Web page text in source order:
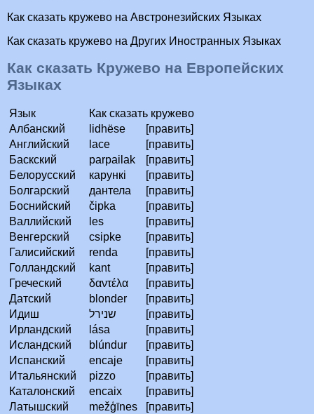
Как сказать кружево на Австронезийских Языках
Как сказать кружево на Других Иностранных Языках
Как сказать Кружево на Европейских
Языках
Язык
Как сказать кружево
Албанский
lidhëse
[править]
Английский
lace
[править]
Баскский
parpailak
[править]
Белорусский
карункі
[править]
Болгарский
дантела
[править]
Боснийский
čipka
[править]
Валлийский
les
[править]
Венгерский
csipke
[править]
Галисийский
renda
[править]
Голландский
kant
[править]
Греческий
δαντέλα
[править]
Датский
blonder
[править]
Идиш
שנירל
[править]
Ирландский
lása
[править]
Исландский
blúndur
[править]
Испанский
encaje
[править]
Итальянский
pizzo
[править]
Каталонский
encaix
[править]
Латышский
mežģīnes
[править]